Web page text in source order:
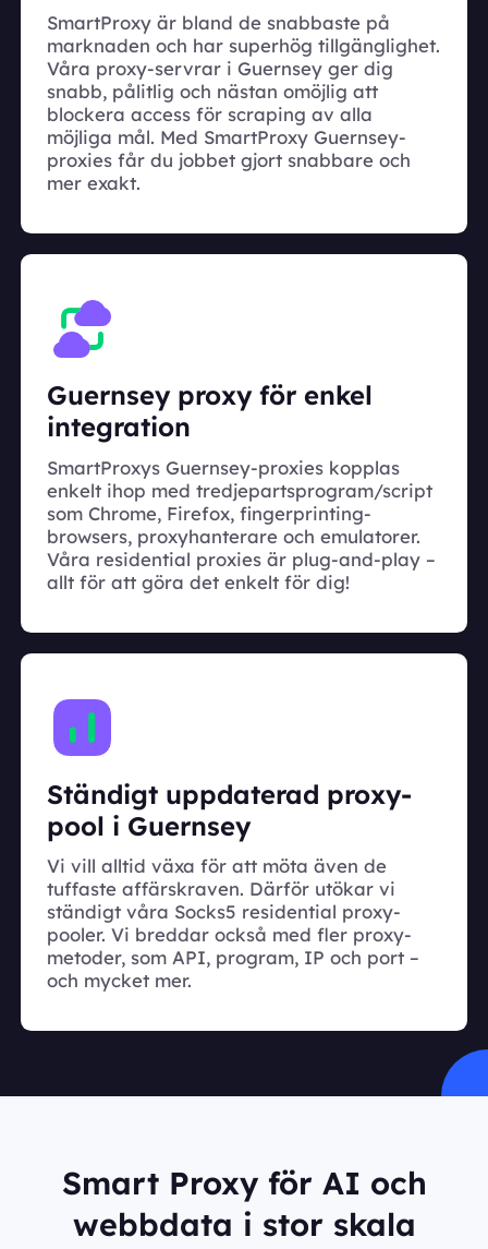
SmartProxy är bland de snabbaste på
marknaden och har superhög tillgänglighet.
Våra proxy-servrar i Guernsey ger dig
snabb, pålitlig och nästan omöjlig att
blockera access för scraping av alla
möjliga mål. Med SmartProxy Guernsey-
proxies får du jobbet gjort snabbare och
mer exakt.
Guernsey proxy för enkel
integration
SmartProxys Guernsey-proxies kopplas
enkelt ihop med tredjepartsprogram/script
som Chrome, Firefox, fingerprinting-
browsers, proxyhanterare och emulatorer.
Våra residential proxies är plug-and-play –
allt för att göra det enkelt för dig!
Ständigt uppdaterad proxy-
pool i Guernsey
Vi vill alltid växa för att möta även de
tuffaste affärskraven. Därför utökar vi
ständigt våra Socks5 residential proxy-
pooler. Vi breddar också med fler proxy-
metoder, som API, program, IP och port –
och mycket mer.
Smart Proxy för AI och
webbdata i stor skala